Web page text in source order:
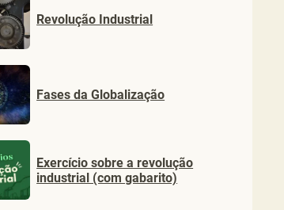
Revolução Industrial
Fases da Globalização
Exercício sobre a revolução
industrial (com gabarito)